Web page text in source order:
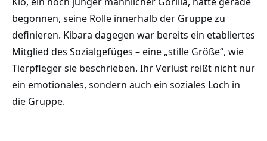
begonnen, seine Rolle innerhalb der Gruppe zu
definieren. Kibara dagegen war bereits ein etabliertes
Mitglied des Sozialgefüges – eine „stille Größe“, wie
Tierpfleger sie beschrieben. Ihr Verlust reißt nicht nur
ein emotionales, sondern auch ein soziales Loch in
die Gruppe.